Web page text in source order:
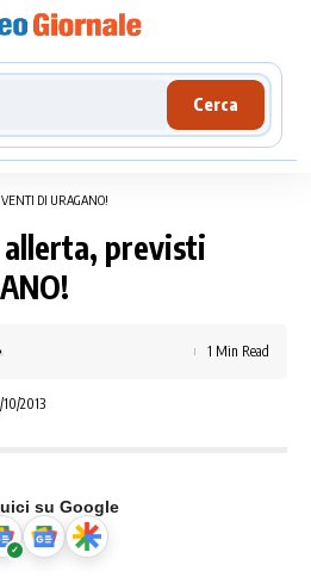
Cerca
DI URAGANO!
allerta, previsti
2013
1 Min Read
su Google